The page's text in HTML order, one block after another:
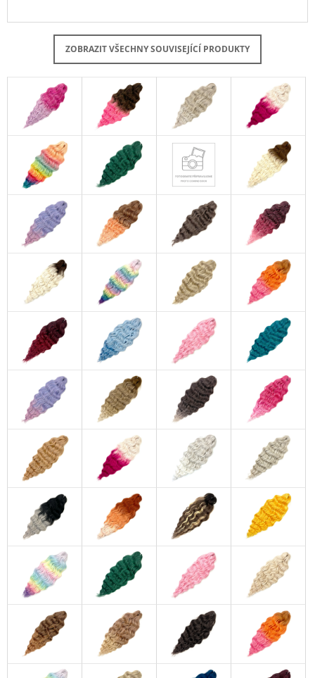
ZOBRAZIT VŠECHNY SOUVISEJÍCÍ PRODUKTY